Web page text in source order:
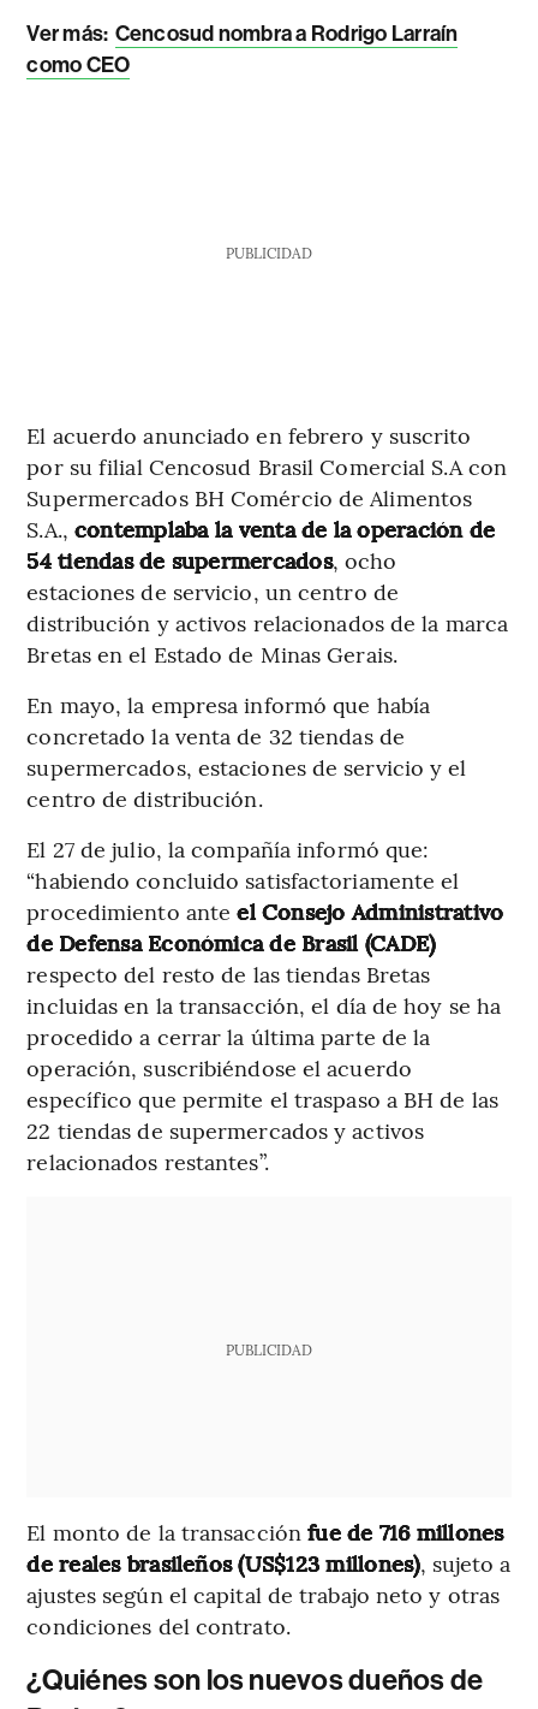
Ver más: Cencosud nombra a Rodrigo Larraín
como CEO
PUBLICIDAD
El acuerdo anunciado en febrero y suscrito
por su filial Cencosud Brasil Comercial S.A con
Supermercados BH Comércio de Alimentos
S.A., contemplaba la venta de la operación de
54 tiendas de supermercados, ocho
estaciones de servicio, un centro de
distribución y activos relacionados de la marca
Bretas en el Estado de Minas Gerais.
En mayo, la empresa informó que había
concretado la venta de 32 tiendas de
supermercados, estaciones de servicio y el
centro de distribución.
El 27 de julio, la compañía informó que:
“habiendo concluido satisfactoriamente el
procedimiento anteel Consejo Administrativo
de Defensa Económica de Brasil (CADE)
respecto del resto de las tiendas Bretas
incluidas en la transacción, el día de hoy se ha
procedido a cerrar la última parte de la
operación, suscribiéndose el acuerdo
específico que permite el traspaso a BH de las
22 tiendas de supermercados y activos
relacionados restantes”.
PUBLICIDAD
El monto de la transacciónfue de 716 millones
de reales brasileños (US$123 millones), sujeto a
ajustes según el capital de trabajo neto y otras
condiciones del contrato.
¿Quiénes son los nuevos dueños de